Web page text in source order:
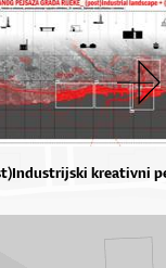
kreativni